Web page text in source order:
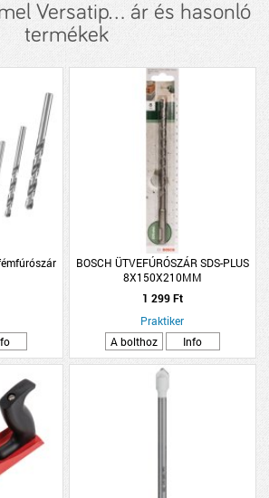
Versatip... ár és hasonló
termékek
BOSCH ÜTVEFÚRÓSZÁR SDS-PLUS
8X150X210MM
1 299 Ft
Praktiker
A bolthoz
Info